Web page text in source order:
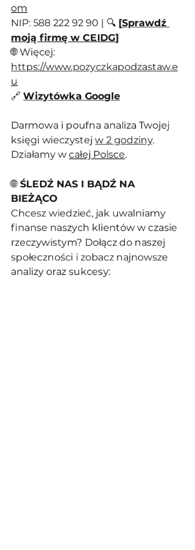
om
NIP: 588 222 92 90 | 🔍 [Sprawdź
moją firmę w CEIDG]
🌐 Więcej:
https://www.pozyczkapodzastaw.e
u
🔗 Wizytówka Google
Darmowa i poufna analiza Twojej
księgi wieczystej w 2 godziny.
Działamy w całej Polsce.
🌐 ŚLEDŹ NAS I BĄDŹ NA
BIEŻĄCO
Chcesz wiedzieć, jak uwalniamy
finanse naszych klientów w czasie
rzeczywistym? Dołącz do naszej
społeczności i zobacz najnowsze
analizy oraz sukcesy: